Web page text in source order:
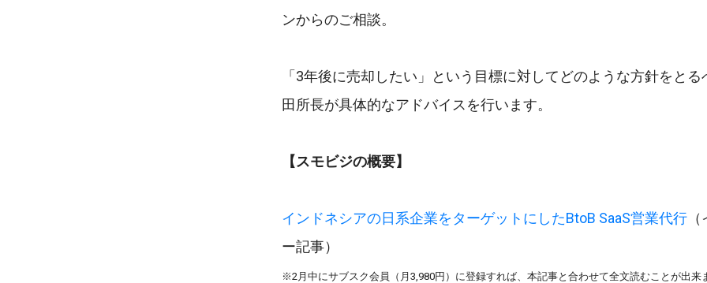
ンからのご相談。
「3年後に売却したい」という目標に対してどのような方針をとる
田所長が具体的なアドバイスを行います。
【スモビジの概要】
インドネシアの日系企業をターゲットにしたBtoB SaaS営業代行
ー記事）
※2月中にサブスク会員（月3,980円）に登録すれば、本記事と合わせて全文読むことが出来